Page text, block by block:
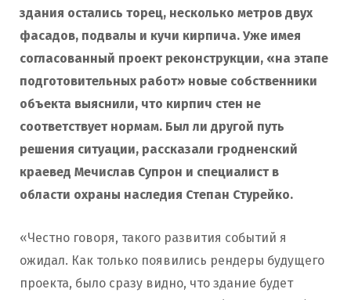
здания остались торец, несколько метров двух
фасадов, подвалы и кучи кирпича. Уже имея
согласованный проект реконструкции, «на этапе
подготовительных работ» новые собственники
объекта выяснили, что кирпич стен не
соответствует нормам. Был ли другой путь
решения ситуации, рассказали гродненский
краевед Мечислав Супрон и специалист в
области охраны наследия Степан Стурейко.
«Честно говоря, такого развития событий я
ожидал. Как только появились рендеры будущего
проекта, было сразу видно, что здание будет